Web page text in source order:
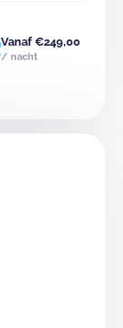
max 72
Vanaf €249,00
/ nacht